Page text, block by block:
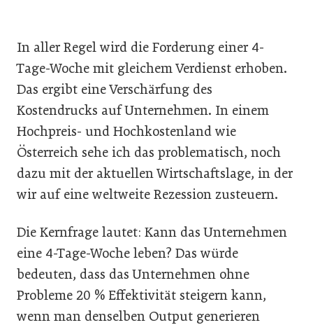
In aller Regel wird die Forderung einer 4-
Tage-Woche mit gleichem Verdienst erhoben.
Das ergibt eine Verschärfung des
Kostendrucks auf Unternehmen. In einem
Hochpreis- und Hochkostenland wie
Österreich sehe ich das problematisch, noch
dazu mit der aktuellen Wirtschaftslage, in der
wir auf eine weltweite Rezession zusteuern.
Die Kernfrage lautet: Kann das Unternehmen
eine 4-Tage-Woche leben? Das würde
bedeuten, dass das Unternehmen ohne
Probleme 20 % Effektivität steigern kann,
wenn man denselben Output generieren